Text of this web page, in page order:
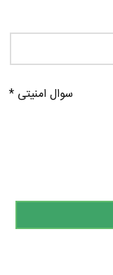
سوال امنیتی *